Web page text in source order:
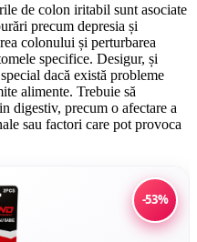
de colon iritabil sunt asociate
precum depresia și
colonului și perturbarea
specifice. Desigur, și
dacă există probleme
alimente. Trebuie să
digestiv, precum o afectare a
sau factori care pot provoca
-53%